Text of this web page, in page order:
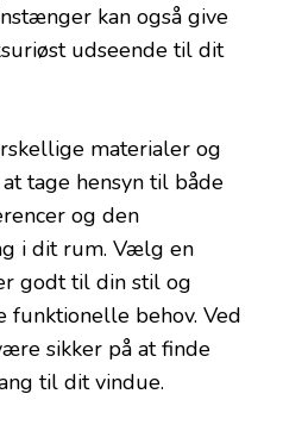
kan også give
udseende til dit
materialer og
tage hensyn til både
og den
i dit rum. Vælg en
godt til din stil og
behov. Ved
sikker på at finde
til dit vindue.